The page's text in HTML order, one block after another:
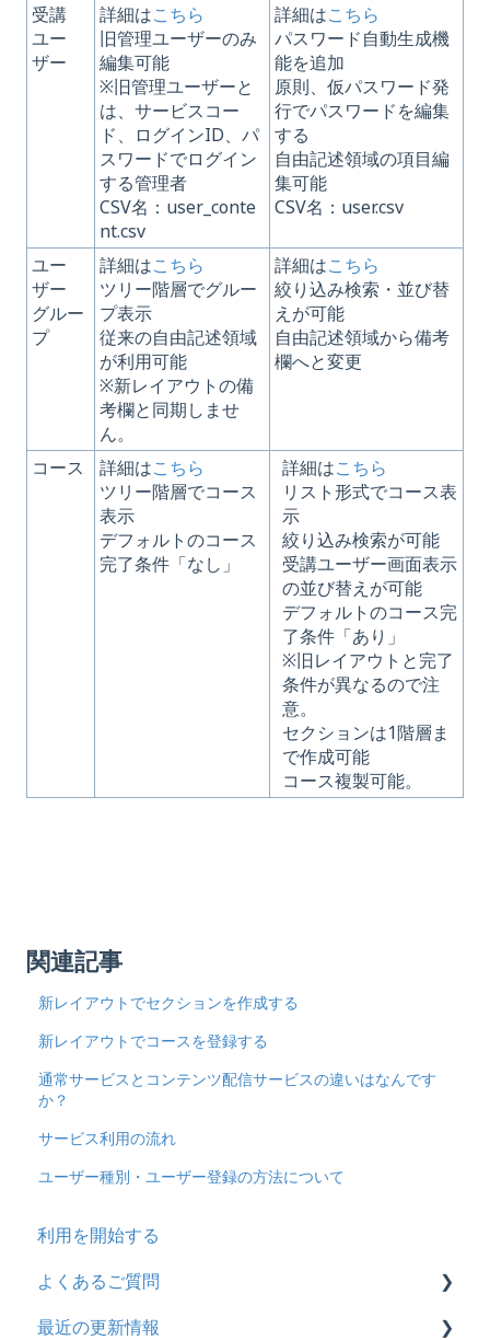
受講
ユー
ザー
詳細はこちら
旧管理ユーザーのみ
編集可能
※旧管理ユーザーと
は、サービスコー
ド、ログインID、パ
スワードでログイン
する管理者
CSV名：user_conte
nt.csv
詳細はこちら
パスワード自動生成機
能を追加
原則、仮パスワード発
行でパスワードを編集
する
自由記述領域の項目編
集可能
CSV名：user.csv
ユー
ザー
グルー
プ
詳細はこちら
ツリー階層でグルー
プ表示
従来の自由記述領域
が利用可能
※新レイアウトの備
考欄と同期しませ
ん。
詳細はこちら
絞り込み検索・並び替
えが可能
自由記述領域から備考
欄へと変更
コース 詳細はこちら
ツリー階層でコース
表示
デフォルトのコース
完了条件「なし」
詳細はこちら
リスト形式でコース表
示
絞り込み検索が可能
受講ユーザー画面表示
の並び替えが可能
デフォルトのコース完
了条件「あり」
※旧レイアウトと完了
条件が異なるので注
意。
セクションは1階層ま
で作成可能
コース複製可能。
関連記事
新レイアウトでセクションを作成する
新レイアウトでコースを登録する
通常サービスとコンテンツ配信サービスの違いはなんです
か？
サービス利用の流れ
ユーザー種別・ユーザー登録の方法について
利用を開始する
よくあるご質問
契約
最近の更新情報